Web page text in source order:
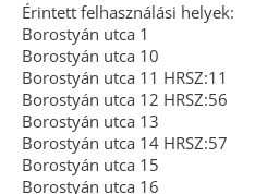
Érintett felhasználási helyek:
Borostyán utca 1
Borostyán utca 10
Borostyán utca 11 HRSZ:11
Borostyán utca 12 HRSZ:56
Borostyán utca 13
Borostyán utca 14 HRSZ:57
Borostyán utca 15
Borostyán utca 16